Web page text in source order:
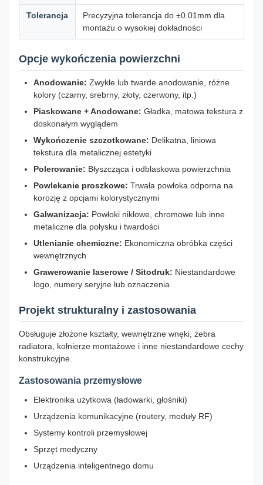
Tolerancja
Precyzyjna tolerancja do ±0.01mm dla
montażu o wysokiej dokładności
Opcje wykończenia powierzchni
Anodowanie: Zwykłe lub twarde anodowanie, różne
kolory (czarny, srebrny, złoty, czerwony, itp.)
Piaskowane + Anodowane: Gładka, matowa tekstura z
doskonałym wyglądem
Wykończenie szczotkowane: Delikatna, liniowa
tekstura dla metalicznej estetyki
Polerowanie: Błyszcząca i odblaskowa powierzchnia
Powlekanie proszkowe: Trwała powłoka odporna na
korozję z opcjami kolorystycznymi
Galwanizacja: Powłoki niklowe, chromowe lub inne
metaliczne dla połysku i twardości
Utlenianie chemiczne: Ekonomiczna obróbka części
wewnętrznych
Grawerowanie laserowe / Sitodruk: Niestandardowe
logo, numery seryjne lub oznaczenia
Projekt strukturalny i zastosowania
Obsługuje złożone kształty, wewnętrzne wnęki, żebra
radiatora, kołnierze montażowe i inne niestandardowe cechy
konstrukcyjne.
Zastosowania przemysłowe
Elektronika użytkowa (ładowarki, głośniki)
Urządzenia komunikacyjne (routery, moduły RF)
Systemy kontroli przemysłowej
Sprzęt medyczny
Urządzenia inteligentnego domu